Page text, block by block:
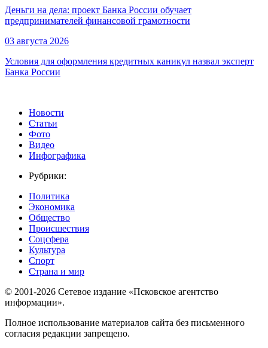
Деньги на дела: проект Банка России обучает
предпринимателей финансовой грамотности
03 августа 2026
Условия для оформления кредитных каникул назвал эксперт
Банка России
Новости
Статьи
Фото
Видео
Инфографика
Рубрики:
Политика
Экономика
Общество
Происшествия
Соцсфера
Культура
Спорт
Страна и мир
© 2001-2026 Сетевое издание «Псковское агентство
информации».
Полное использование материалов сайта без письменного
согласия редакции запрещено.